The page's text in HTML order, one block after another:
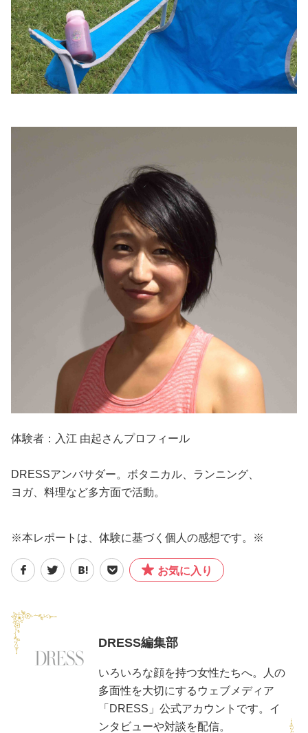
体験者：入江 由起さんプロフィール
DRESSアンバサダー。ボタニカル、ランニング、
ヨガ、料理など多方面で活動。
※本レポートは、体験に基づく個人の感想です。※
お気に入り
DRESS編集部
いろいろな顔を持つ女性たちへ。人の
多面性を大切にするウェブメディア
「DRESS」公式アカウントです。イ
ンタビューや対談を配信。